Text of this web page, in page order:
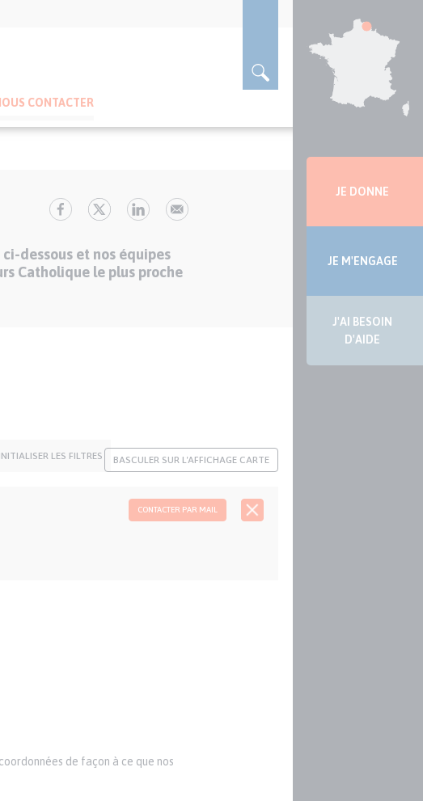
CONTACTER
dessous et nos équipes
Catholique le plus proche
LES FILTRES BASCULER SUR L'AFFICHAGE CARTE
CONTACTER PAR MAIL
de façon à ce que nos
latéraleJE DONNE
JE M'ENGAGE
J'AI BESOIN
D'AIDE